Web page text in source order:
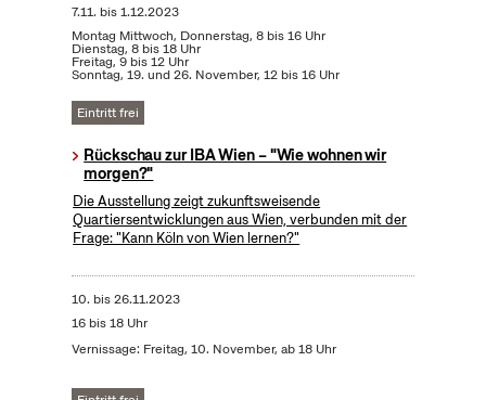
7.11. bis1.12.2023
Montag Mittwoch, Donnerstag, 8 bis 16 Uhr
Dienstag, 8 bis 18 Uhr
Freitag, 9 bis 12 Uhr
Sonntag, 19. und 26. November, 12 bis 16 Uhr
Eintritt frei
Rückschau zur IBA Wien – "Wie wohnen wir
morgen?"
Die Ausstellung zeigt zukunftsweisende
Quartiersentwicklungen aus Wien, verbunden mit der
Frage: "Kann Köln von Wien lernen?"
10. bis26.11.2023
16 bis 18 Uhr
Vernissage: Freitag, 10. November, ab 18 Uhr